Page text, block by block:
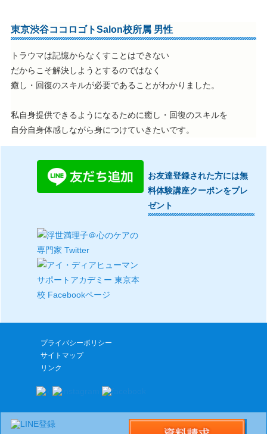
東京渋谷ココロゴトSalon校所属 男性
トラウマは記憶からなくすことはできない
だからこそ解決しようとするのではなく
癒し・回復のスキルが必要であることがわかりました。
私自身提供できるようになるために癒し・回復のスキルを
自分自身体感しながら身につけていきたいです。
お友達登録された方には無
料体験講座クーポンをプレ
ゼント
プライバシーポリシー
サイトマップ
リンク